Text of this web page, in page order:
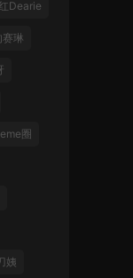
Dearie
赛琳
圈
姨